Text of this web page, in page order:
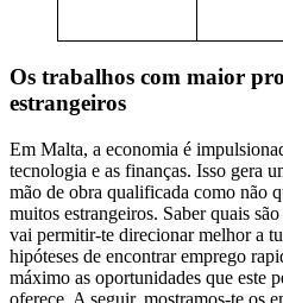
Os trabalhos com maior
estrangeiros
Em Malta, a economia é
tecnologia e as finanças. Isso gera
mão de obra qualificada como não
muitos estrangeiros. Saber quais
vai permitir-te direcionar melhor a
hipóteses de encontrar emprego
máximo as oportunidades que este
oferece. A seguir, mostramos-te os